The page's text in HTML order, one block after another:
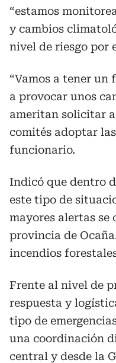
“estamos
y cambios
nivel de riesgo por
“Vamos a tener un
a provocar unos
ameritan solicitar
comités adoptar
funcionario.
Indicó que dentro
este tipo de
mayores alertas se
provincia de
incendios
Frente al nivel de
respuesta y
tipo de
una coordinación
central y desde la